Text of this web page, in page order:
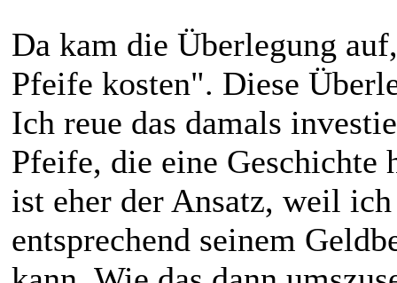
Da kam die Überlegung
Pfeife kosten". Diese
Ich reue das damals
Pfeife, die eine Geschichte
ist eher der Ansatz, weil
entsprechend seinem